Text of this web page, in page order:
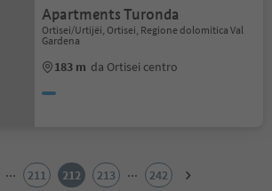
Apartments Turonda
Ortisei/Urtijëi, Ortisei, Regione dolomitica Val
Gardena
183 m da Ortisei centro
... 211 212 213 ...
242